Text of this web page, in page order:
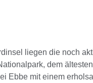
liegen die noch
dem
Ebbe mit einem